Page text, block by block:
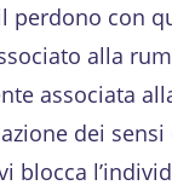
il perdono con
alla
associata
dei sensi
blocca